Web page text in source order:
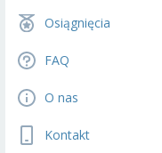
Osiągnięcia
FAQ
O nas
Kontakt